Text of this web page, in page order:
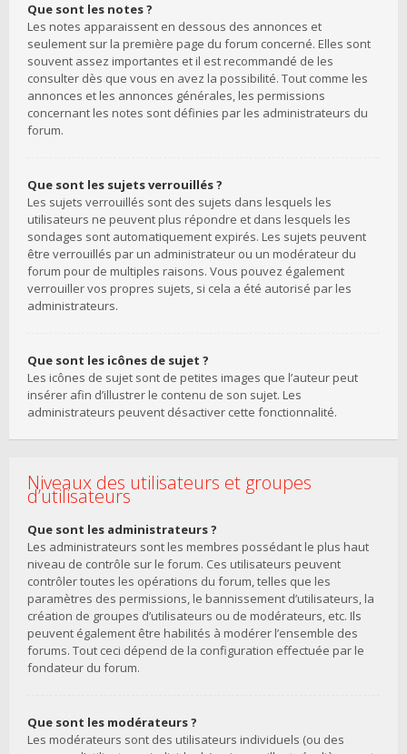
Que sont les notes ?
Les notes apparaissent en dessous des annonces et
seulement sur la première page du forum concerné. Elles sont
souvent assez importantes et il est recommandé de les
consulter dès que vous en avez la possibilité. Tout comme les
annonces et les annonces générales, les permissions
concernant les notes sont définies par les administrateurs du
forum.
Que sont les sujets verrouillés ?
Les sujets verrouillés sont des sujets dans lesquels les
utilisateurs ne peuvent plus répondre et dans lesquels les
sondages sont automatiquement expirés. Les sujets peuvent
être verrouillés par un administrateur ou un modérateur du
forum pour de multiples raisons. Vous pouvez également
verrouiller vos propres sujets, si cela a été autorisé par les
administrateurs.
Que sont les icônes de sujet ?
Les icônes de sujet sont de petites images que l’auteur peut
insérer afin d’illustrer le contenu de son sujet. Les
administrateurs peuvent désactiver cette fonctionnalité.
Niveaux des utilisateurs et groupes
d’utilisateurs
Que sont les administrateurs ?
Les administrateurs sont les membres possédant le plus haut
niveau de contrôle sur le forum. Ces utilisateurs peuvent
contrôler toutes les opérations du forum, telles que les
paramètres des permissions, le bannissement d’utilisateurs, la
création de groupes d’utilisateurs ou de modérateurs, etc. Ils
peuvent également être habilités à modérer l’ensemble des
forums. Tout ceci dépend de la configuration effectuée par le
fondateur du forum.
Que sont les modérateurs ?
Les modérateurs sont des utilisateurs individuels (ou des